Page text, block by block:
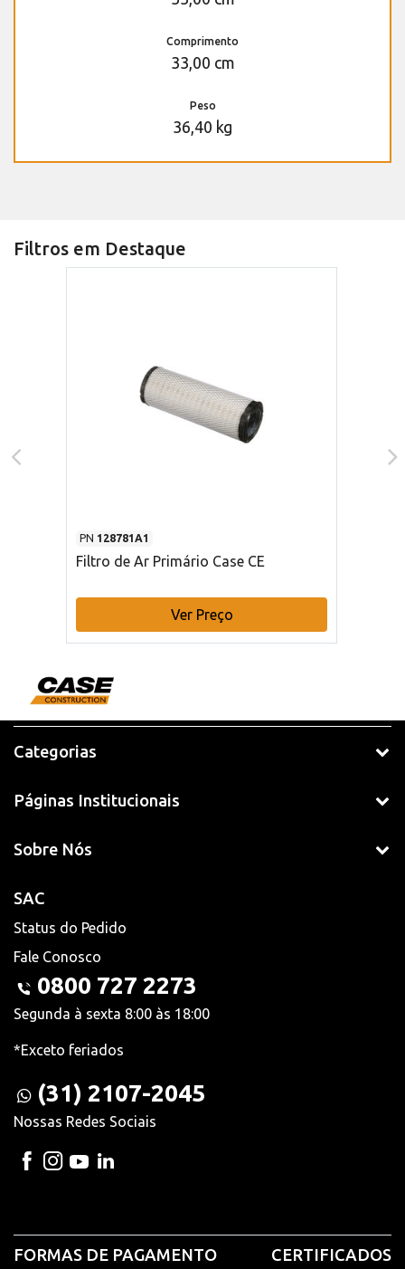
Comprimento
33,00 cm
Peso
36,40 kg
Filtros em Destaque
PN 128781A1
Filtro de Ar Primário Case CE
Ver Preço
Categorias
Páginas Institucionais
Sobre Nós
SAC
Status do Pedido
Fale Conosco
0800 727 2273
Segunda à sexta 8:00 às 18:00
*Exceto feriados
(31) 2107-2045
Nossas Redes Sociais
FORMAS DE PAGAMENTO CERTIFICADOS